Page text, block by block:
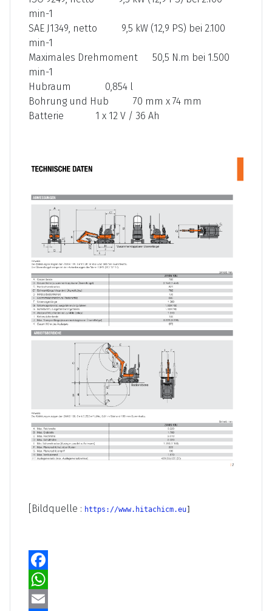
min-1
SAE J1349, netto 9,5 kW (12,9 PS) bei 2.100
min-1
Maximales Drehmoment 50,5 N.m bei 1.500
min-1
Hubraum 0,854 l
Bohrung und Hub 70 mm x 74 mm
Batterie 1 x 12 V / 36 Ah
[Bildquelle : https://www.hitachicm.eu]
Facebook
WhatsApp